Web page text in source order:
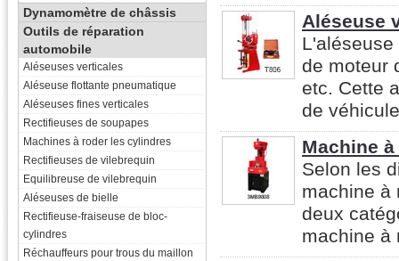
Dynamomètre de châssis
Outils de réparation
automobile
Aléseuses verticales
Aléseuse flottante pneumatique
Aléseuses fines verticales
Rectifieuses de soupapes
Machines à roder les cylindres
Rectifieuses de vilebrequin
Equilibreuse de vilebrequin
Aléseuses de bielle
Rectifieuse-fraiseuse de bloc-
cylindres
Réchauffeurs pour trous du maillon
Aléseuse
de moteur
etc. Cette
de
Machine
Selon les
machine à
deux
machine à